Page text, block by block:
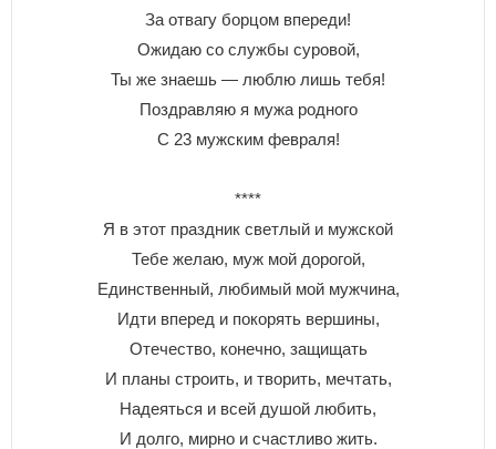
За отвагу борцом впереди!
Ожидаю со службы суровой,
Ты же знаешь — люблю лишь тебя!
Поздравляю я мужа родного
С 23 мужским февраля!
****
Я в этот праздник светлый и мужской
Тебе желаю, муж мой дорогой,
Единственный, любимый мой мужчина,
Идти вперед и покорять вершины,
Отечество, конечно, защищать
И планы строить, и творить, мечтать,
Надеяться и всей душой любить,
И долго, мирно и счастливо жить.